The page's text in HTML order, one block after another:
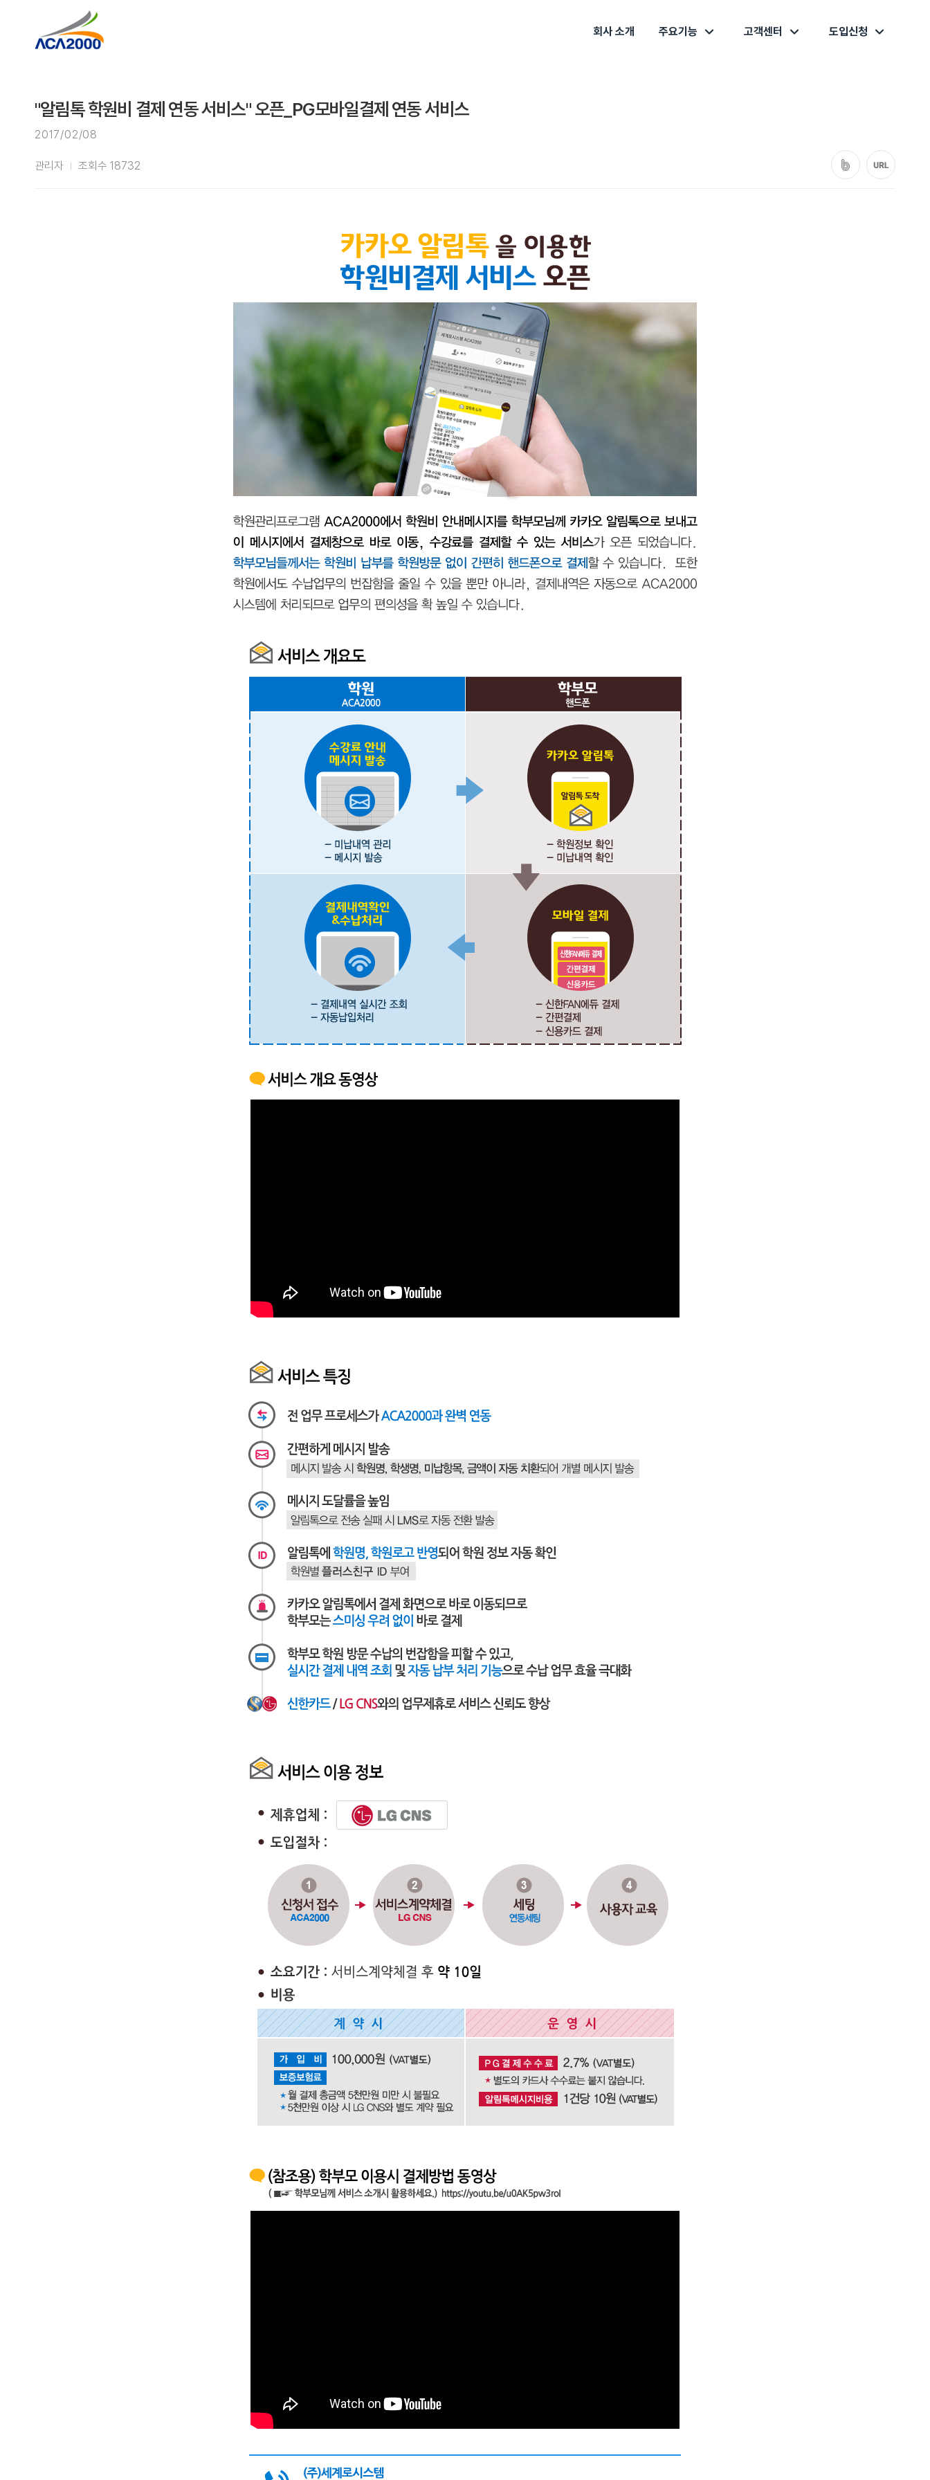
회사 소개 주요기능 고객센터 도입신청
"알림톡 학원비 결제 연동 서비스" 오픈_PG모바일결제 연동 서비스
2017/02/08
관리자 조회수 18732